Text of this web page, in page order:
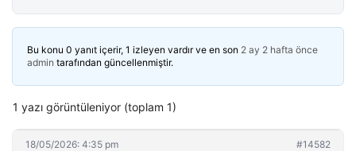
Bu konu 0 yanıt içerir, 1 izleyen vardır ve en son 2 ay 2 hafta önce
admin tarafından güncellenmiştir.
1 yazı görüntüleniyor (toplam 1)
18/05/2026: 4:35 pm #14582